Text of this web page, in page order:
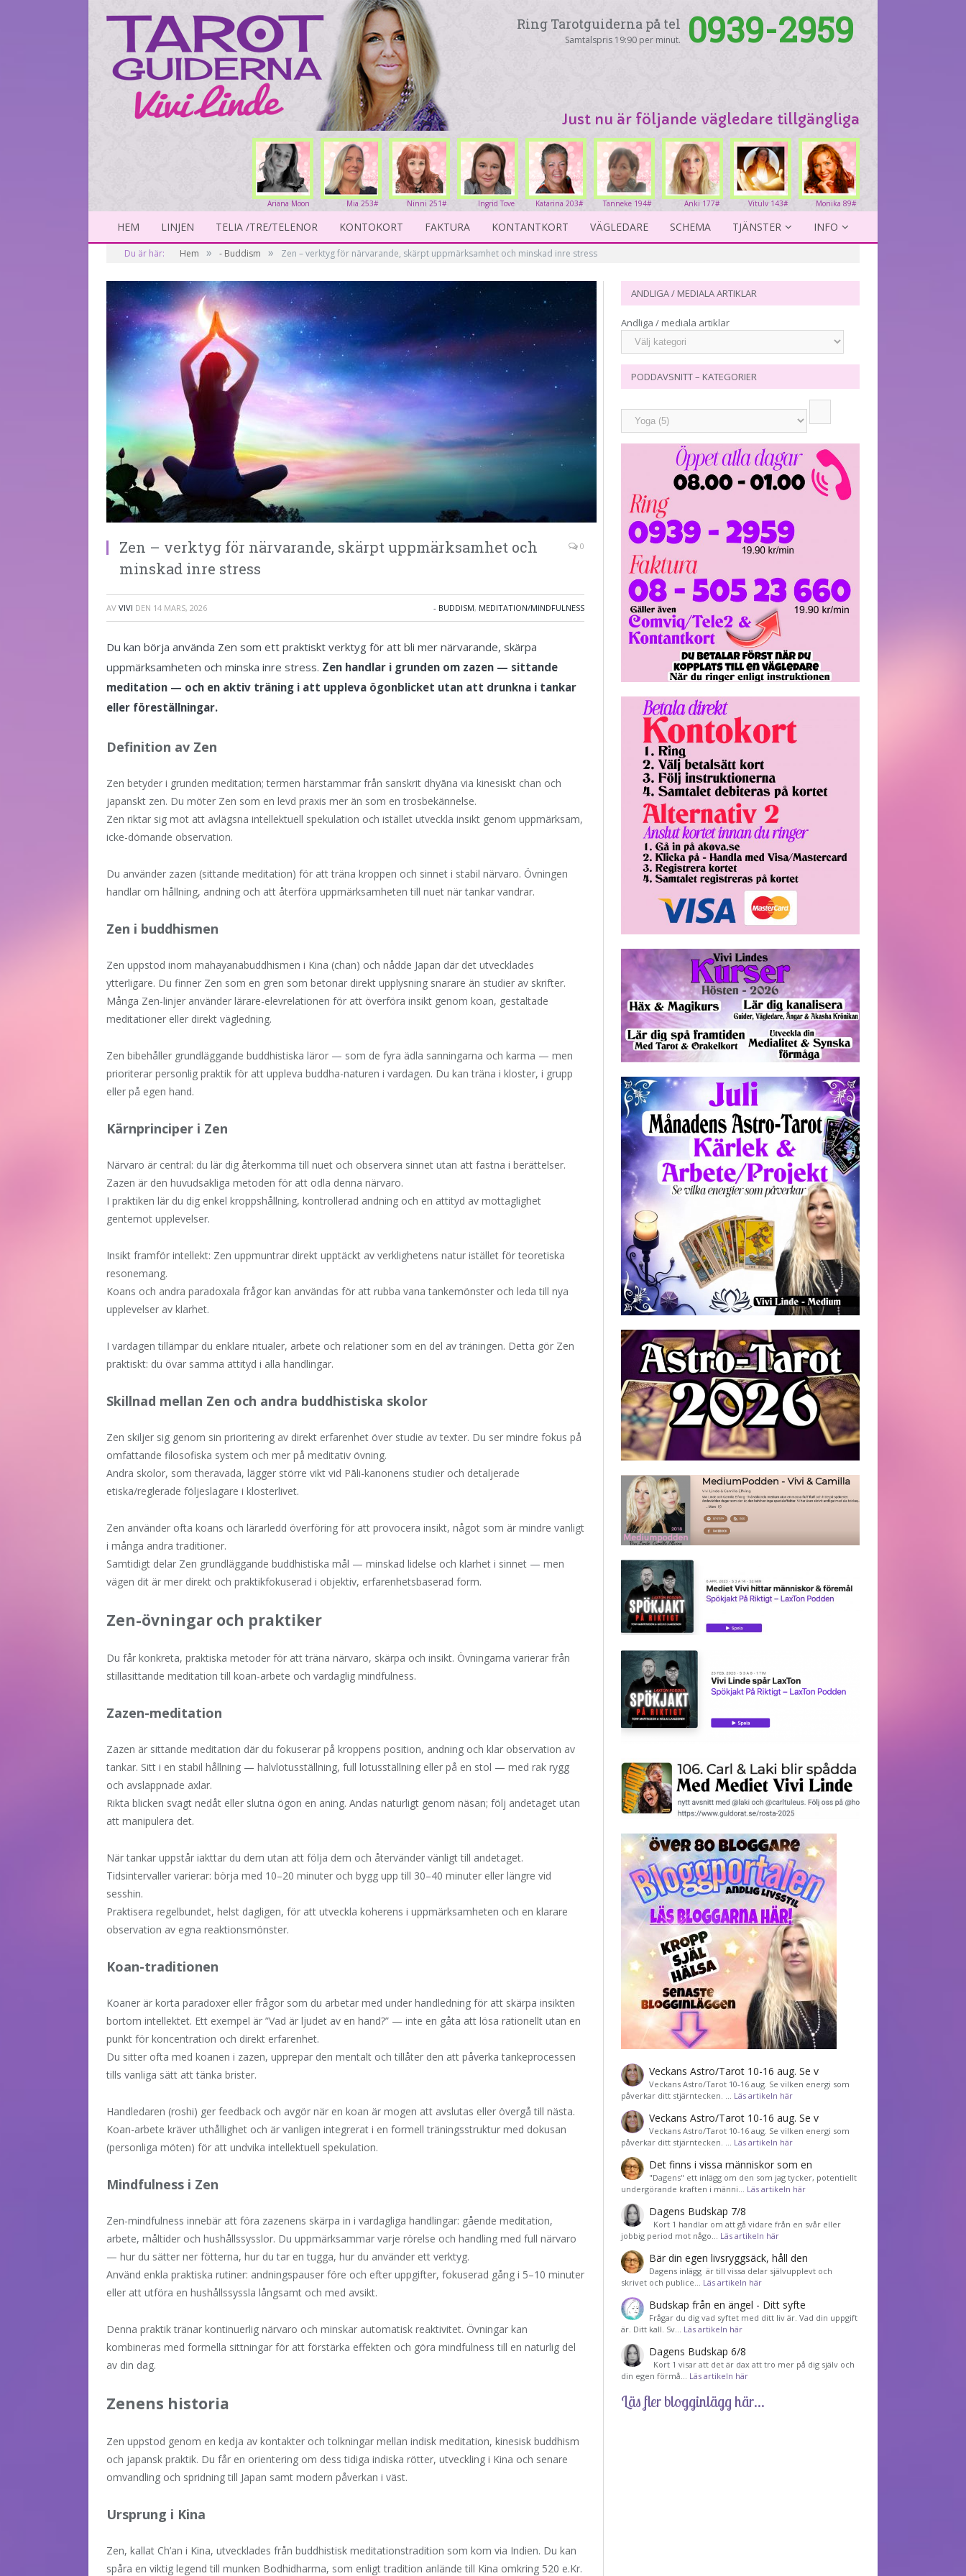
Ring Tarotguiderna på tel
Samtalspris 19:90 per minut. 0939-2959
Just nu är följande vägledare tillgängliga
Monika 89#
Vitulv 143#
Anki 177#
Tanneke 194#
Katarina 203#
Ingrid Tove
234#
Ninni 251#
Mia 253#
Ariana Moon
263#
HEM LINJEN TELIA /TRE/TELENOR KONTOKORT FAKTURA KONTANTKORT VÄGLEDARE SCHEMA TJÄNSTER INFO
Du är här: Hem » - Buddism » Zen – verktyg för närvarande, skärpt uppmärksamhet och minskad inre stress
Zen – verktyg för närvarande, skärpt uppmärksamhet och
minskad inre stress
0
AV VIVI DEN 14 MARS, 2026 - BUDDISM, MEDITATION/MINDFULNESS
Du kan börja använda Zen som ett praktiskt verktyg för att bli mer närvarande, skärpa
uppmärksamheten och minska inre stress. Zen handlar i grunden om zazen — sittande
meditation — och en aktiv träning i att uppleva ögonblicket utan att drunkna i tankar
eller föreställningar.
Definition av Zen
Zen betyder i grunden meditation; termen härstammar från sanskrit dhyāna via kinesiskt chan och
japanskt zen. Du möter Zen som en levd praxis mer än som en trosbekännelse.
Zen riktar sig mot att avlägsna intellektuell spekulation och istället utveckla insikt genom uppmärksam,
icke-dömande observation.
Du använder zazen (sittande meditation) för att träna kroppen och sinnet i stabil närvaro. Övningen
handlar om hållning, andning och att återföra uppmärksamheten till nuet när tankar vandrar.
Zen i buddhismen
Zen uppstod inom mahayanabuddhismen i Kina (chan) och nådde Japan där det utvecklades
ytterligare. Du finner Zen som en gren som betonar direkt upplysning snarare än studier av skrifter.
Många Zen-linjer använder lärare-elevrelationen för att överföra insikt genom koan, gestaltade
meditationer eller direkt vägledning.
Zen bibehåller grundläggande buddhistiska läror — som de fyra ädla sanningarna och karma — men
prioriterar personlig praktik för att uppleva buddha-naturen i vardagen. Du kan träna i kloster, i grupp
eller på egen hand.
Kärnprinciper i Zen
Närvaro är central: du lär dig återkomma till nuet och observera sinnet utan att fastna i berättelser.
Zazen är den huvudsakliga metoden för att odla denna närvaro.
I praktiken lär du dig enkel kroppshållning, kontrollerad andning och en attityd av mottaglighet
gentemot upplevelser.
Insikt framför intellekt: Zen uppmuntrar direkt upptäckt av verklighetens natur istället för teoretiska
resonemang.
Koans och andra paradoxala frågor kan användas för att rubba vana tankemönster och leda till nya
upplevelser av klarhet.
I vardagen tillämpar du enklare ritualer, arbete och relationer som en del av träningen. Detta gör Zen
praktiskt: du övar samma attityd i alla handlingar.
Skillnad mellan Zen och andra buddhistiska skolor
Zen skiljer sig genom sin prioritering av direkt erfarenhet över studie av texter. Du ser mindre fokus på
omfattande filosofiska system och mer på meditativ övning.
Andra skolor, som theravada, lägger större vikt vid Pāli-kanonens studier och detaljerade
etiska/reglerade följeslagare i klosterlivet.
Zen använder ofta koans och lärarledd överföring för att provocera insikt, något som är mindre vanligt
i många andra traditioner.
Samtidigt delar Zen grundläggande buddhistiska mål — minskad lidelse och klarhet i sinnet — men
vägen dit är mer direkt och praktikfokuserad i objektiv, erfarenhetsbaserad form.
Zen-övningar och praktiker
Du får konkreta, praktiska metoder för att träna närvaro, skärpa och insikt. Övningarna varierar från
stillasittande meditation till koan-arbete och vardaglig mindfulness.
Zazen-meditation
Zazen är sittande meditation där du fokuserar på kroppens position, andning och klar observation av
tankar. Sitt i en stabil hållning — halvlotusställning, full lotusställning eller på en stol — med rak rygg
och avslappnade axlar.
Rikta blicken svagt nedåt eller slutna ögon en aning. Andas naturligt genom näsan; följ andetaget utan
att manipulera det.
När tankar uppstår iakttar du dem utan att följa dem och återvänder vänligt till andetaget.
Tidsintervaller varierar: börja med 10–20 minuter och bygg upp till 30–40 minuter eller längre vid
sesshin.
Praktisera regelbundet, helst dagligen, för att utveckla koherens i uppmärksamheten och en klarare
observation av egna reaktionsmönster.
Koan-traditionen
Koaner är korta paradoxer eller frågor som du arbetar med under handledning för att skärpa insikten
bortom intellektet. Ett exempel är ”Vad är ljudet av en hand?” — inte en gåta att lösa rationellt utan en
punkt för koncentration och direkt erfarenhet.
Du sitter ofta med koanen i zazen, upprepar den mentalt och tillåter den att påverka tankeprocessen
tills vanliga sätt att tänka brister.
Handledaren (roshi) ger feedback och avgör när en koan är mogen att avslutas eller övergå till nästa.
Koan-arbete kräver uthållighet och är vanligen integrerat i en formell träningsstruktur med dokusan
(personliga möten) för att undvika intellektuell spekulation.
Mindfulness i Zen
Zen-mindfulness innebär att föra zazenens skärpa in i vardagliga handlingar: gående meditation,
arbete, måltider och hushållssysslor. Du uppmärksammar varje rörelse och handling med full närvaro
— hur du sätter ner fötterna, hur du tar en tugga, hur du använder ett verktyg.
Använd enkla praktiska rutiner: andningspauser före och efter uppgifter, fokuserad gång i 5–10 minuter
eller att utföra en hushållssyssla långsamt och med avsikt.
Denna praktik tränar kontinuerlig närvaro och minskar automatisk reaktivitet. Övningar kan
kombineras med formella sittningar för att förstärka effekten och göra mindfulness till en naturlig del
av din dag.
Zenens historia
Zen uppstod genom en kedja av kontakter och tolkningar mellan indisk meditation, kinesisk buddhism
och japansk praktik. Du får en orientering om dess tidiga indiska rötter, utveckling i Kina och senare
omvandling och spridning till Japan samt modern påverkan i väst.
Ursprung i Kina
Zen, kallat Ch’an i Kina, utvecklades från buddhistisk meditationstradition som kom via Indien. Du kan
spåra en viktig legend till munken Bodhidharma, som enligt tradition anlände till Kina omkring 520 e.Kr.
ANDLIGA / MEDIALA ARTIKLAR
Andliga / mediala artiklar
PODDAVSNITT – KATEGORIER
Veckans Astro/Tarot 10-16 aug. Se v
Veckans Astro/Tarot 10-16 aug. Se vilken energi som
påverkar ditt stjärntecken. … Läs artikeln här
Veckans Astro/Tarot 10-16 aug. Se v
Veckans Astro/Tarot 10-16 aug. Se vilken energi som
påverkar ditt stjärntecken. … Läs artikeln här
Det finns i vissa människor som en
"Dagens" ett inlägg om den som jag tycker, potentiellt
undergörande kraften i männi… Läs artikeln här
Dagens Budskap 7/8
Kort 1 handlar om att gå vidare från en svår eller
jobbig period mot någo… Läs artikeln här
Bär din egen livsryggsäck, håll den
Dagens inlägg är till vissa delar självupplevt och
skrivet och publice… Läs artikeln här
Budskap från en ängel - Ditt syfte
Frågar du dig vad syftet med ditt liv är. Vad din uppgift
är. Ditt kall. Sv… Läs artikeln här
Dagens Budskap 6/8
Kort 1 visar att det är dax att tro mer på dig själv och
din egen förmå… Läs artikeln här
Läs fler blogginlägg här...